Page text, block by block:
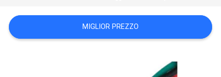
UN
MIGLIOR PREZZO